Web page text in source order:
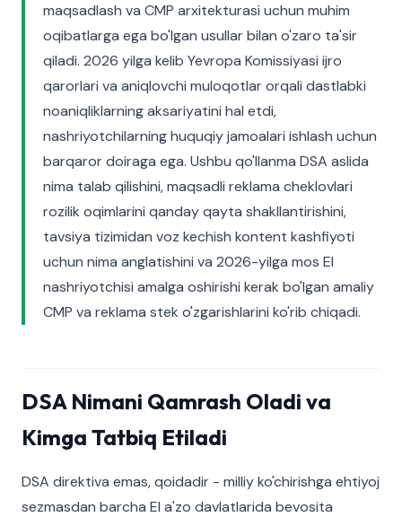
maqsadlash va CMP arxitekturasi uchun muhim
oqibatlarga ega bo'lgan usullar bilan o'zaro ta'sir
qiladi. 2026 yilga kelib Yevropa Komissiyasi ijro
qarorlari va aniqlovchi muloqotlar orqali dastlabki
noaniqliklarning aksariyatini hal etdi,
nashriyotchilarning huquqiy jamoalari ishlash uchun
barqaror doiraga ega. Ushbu qo'llanma DSA aslida
nima talab qilishini, maqsadli reklama cheklovlari
rozilik oqimlarini qanday qayta shakllantirishini,
tavsiya tizimidan voz kechish kontent kashfiyoti
uchun nima anglatishini va 2026-yilga mos EI
nashriyotchisi amalga oshirishi kerak bo'lgan amaliy
CMP va reklama stek o'zgarishlarini ko'rib chiqadi.
DSA Nimani Qamrash Oladi va
Kimga Tatbiq Etiladi
DSA direktiva emas, qoidadir - milliy ko'chirishga ehtiyoj
sezmasdan barcha EI a'zo davlatlarida bevosita